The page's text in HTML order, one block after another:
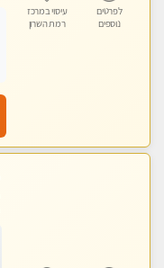
לפרטים
נוספים
עיסוי במרכז
רמת השרון